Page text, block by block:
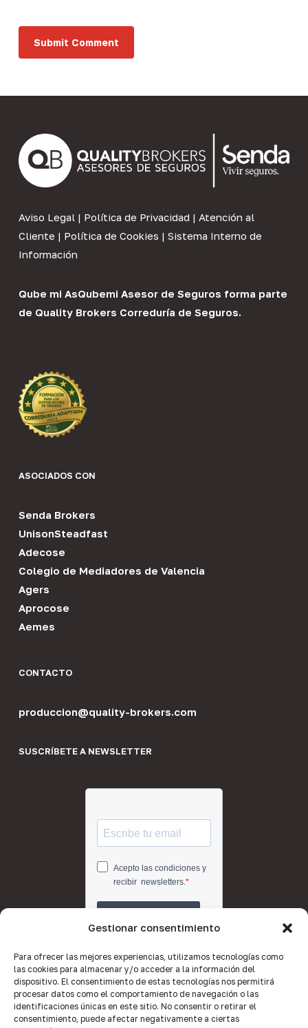
Gestionar consentimiento
Para ofrecer las mejores experiencias, utilizamos tecnologías como
las cookies para almacenar y/o acceder a la información del
dispositivo. El consentimiento de estas tecnologías nos permitirá
procesar datos como el comportamiento de navegación o las
identificaciones únicas en este sitio. No consentir o retirar el
consentimiento, puede afectar negativamente a ciertas
Aviso Legal| Política de Privacidad | Atención al
Cliente | Política de Cookies | Sistema Interno de
Información
Qube mi AsQubemi Asesor de Seguros forma parte
de Quality Brokers Correduría de Seguros.
ASOCIADOS CON
Senda Brokers
UnisonSteadfast
Adecose
Colegio de Mediadores de Valencia
Agers
Aprocose
Aemes
CONTACTO
produccion@quality-brokers.com
SUSCRÍBETE A NEWSLETTER